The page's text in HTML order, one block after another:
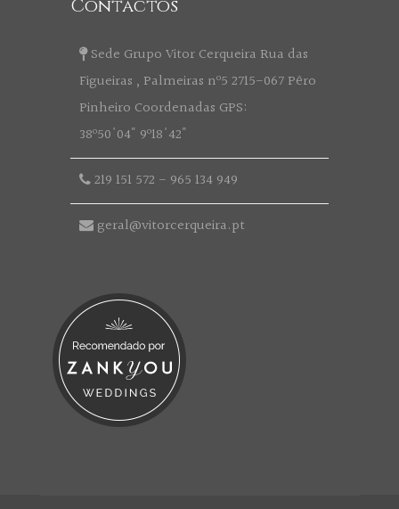
Contactos
Sede Grupo Vitor Cerqueira Rua das
Figueiras , Palmeiras nº5 2715-067 Pêro
Pinheiro Coordenadas GPS:
38º50'04" 9º18'42"
219 151 572 - 965 134 949
geral@vitorcerqueira.pt